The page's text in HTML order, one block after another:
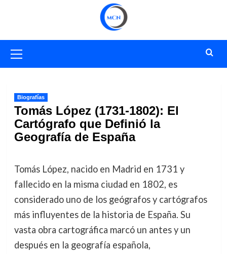
primario
Biografías
Tomás López (1731-1802): El
Cartógrafo que Definió la
Geografía de España
Tomás López, nacido en Madrid en 1731 y
fallecido en la misma ciudad en 1802, es
considerado uno de los geógrafos y cartógrafos
más influyentes de la historia de España. Su
vasta obra cartográfica marcó un antes y un
después en la geografía española,